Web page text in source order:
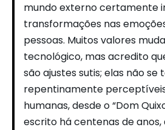
mundo externo certamente
transformações nas
pessoas. Muitos valores
tecnológico, mas acredito
são ajustes sutis; elas não se
repentinamente
humanas, desde o “Dom
escrito há centenas de